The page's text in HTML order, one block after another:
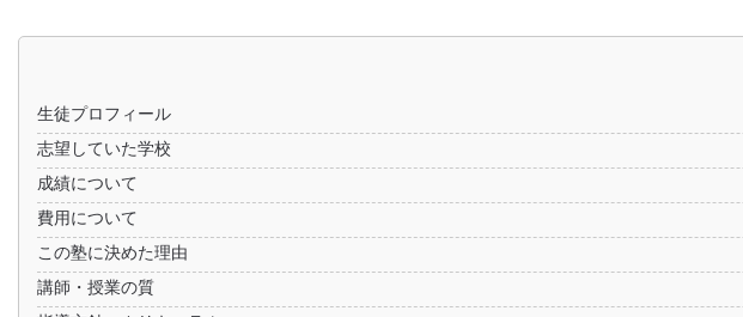
生徒プロフィール
志望していた学校
成績について
費用について
この塾に決めた理由
講師・授業の質